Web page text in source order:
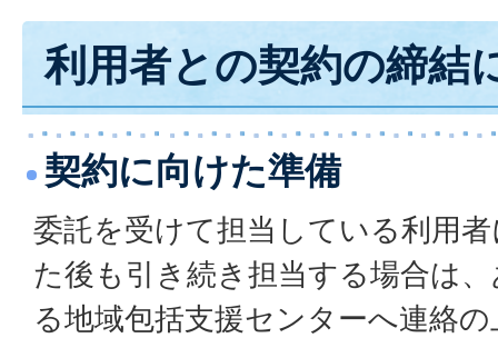
利用者との契約の締結
契約に向けた準備
委託を受けて担当している利用
た後も引き続き担当する場合は
る地域包括支援センターへ連絡